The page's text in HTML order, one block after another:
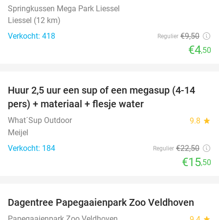
Springkussen Mega Park Liessel
Liessel (12 km)
Verkocht: 418
Regulier €9,50
€4,50
31%
Huur 2,5 uur een sup of een megasup (4-14
pers) + materiaal + flesje water
What´Sup Outdoor 9.8 star
Meijel
Verkocht: 184
Regulier €22,50
€15,50
26%
Dagentree Papegaaienpark Zoo Veldhoven